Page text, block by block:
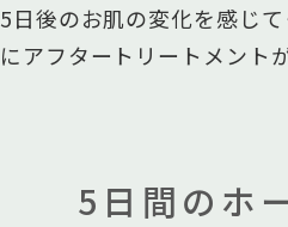
5日後のお肌の変化を感じ
にアフタートリートメント
5日間のホ